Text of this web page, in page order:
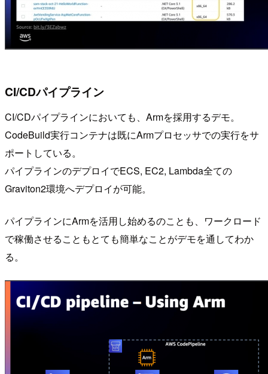
CI/CDパイプライン
CI/CDパイプラインにおいても、Armを採用するデモ。
CodeBuild実行コンテナは既にArmプロセッサでの実行をサ
ポートしている。
パイプラインのデプロイでECS, EC2, Lambda全ての
Graviton2環境へデプロイが可能。
パイプラインにArmを活用し始めるのことも、ワークロード
で稼働させることもとても簡単なことがデモを通してわか
る。